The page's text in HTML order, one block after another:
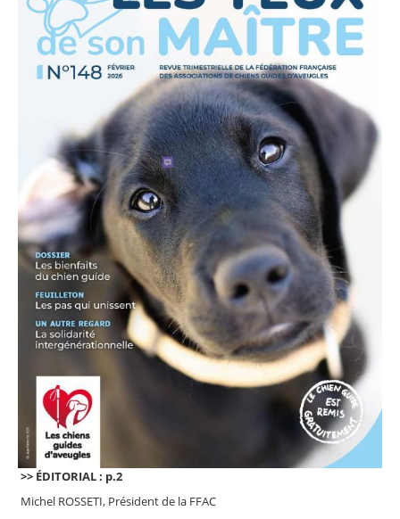
>> ÉDITORIAL : p.2
Michel ROSSETI, Président de la FFAC